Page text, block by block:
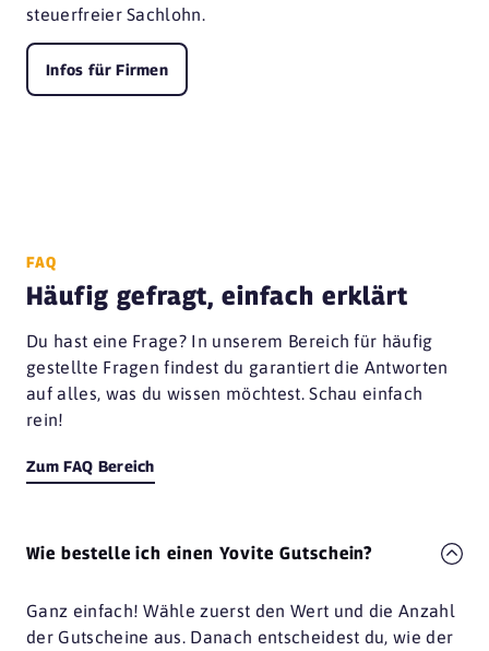
steuerfreier Sachlohn.
Infos für Firmen
FAQ
Häufig gefragt, einfach erklärt
Du hast eine Frage? In unserem Bereich für häufig
gestellte Fragen findest du garantiert die Antworten
auf alles, was du wissen möchtest. Schau einfach
rein!
Zum FAQ Bereich
Wie bestelle ich einen Yovite Gutschein?
Ganz einfach! Wähle zuerst den Wert und die Anzahl
der Gutscheine aus. Danach entscheidest du, wie der